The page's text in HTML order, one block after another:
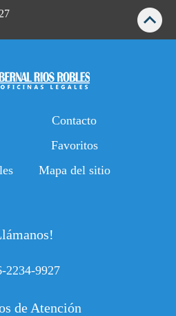
Contacto
Favoritos
Mapa del sitio
2234-9927
de Atención